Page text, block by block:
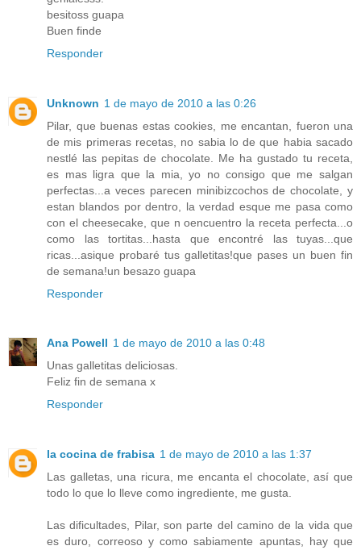
besitoss guapa
Buen finde
Responder
Unknown 1 de mayo de 2010 a las 0:26
Pilar, que buenas estas cookies, me encantan, fueron una
de mis primeras recetas, no sabia lo de que habia sacado
nestlé las pepitas de chocolate. Me ha gustado tu receta,
es mas ligra que la mia, yo no consigo que me salgan
perfectas...a veces parecen minibizcochos de chocolate, y
estan blandos por dentro, la verdad esque me pasa como
con el cheesecake, que n oencuentro la receta perfecta...o
como las tortitas...hasta que encontré las tuyas...que
ricas...asique probaré tus galletitas!que pases un buen fin
de semana!un besazo guapa
Responder
Ana Powell 1 de mayo de 2010 a las 0:48
Unas galletitas deliciosas.
Feliz fin de semana x
Responder
la cocina de frabisa 1 de mayo de 2010 a las 1:37
Las galletas, una ricura, me encanta el chocolate, así que
todo lo que lo lleve como ingrediente, me gusta.
Las dificultades, Pilar, son parte del camino de la vida que
es duro, correoso y como sabiamente apuntas, hay que